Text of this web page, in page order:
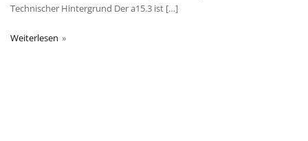
Technischer Hintergrund Der a15.3 ist […]
Weiterlesen